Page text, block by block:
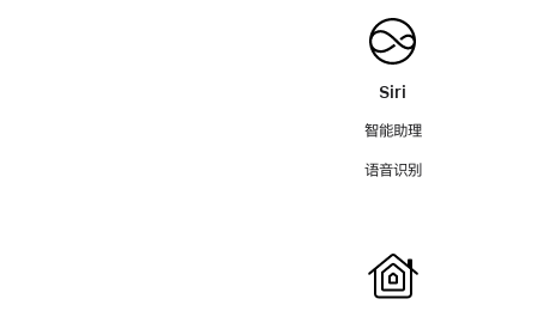
Siri
智能助理
语音识别